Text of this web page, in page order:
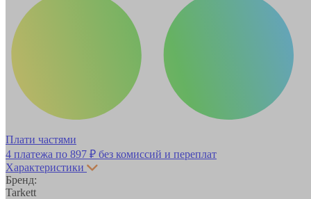
Плати частями
4 платежа по 897 ₽ без комиссий и переплат
Характеристики
Бренд:
Tarkett